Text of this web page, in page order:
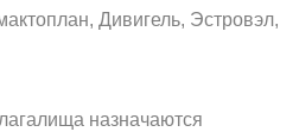
Дивигель, Эстровэл,
назначаются